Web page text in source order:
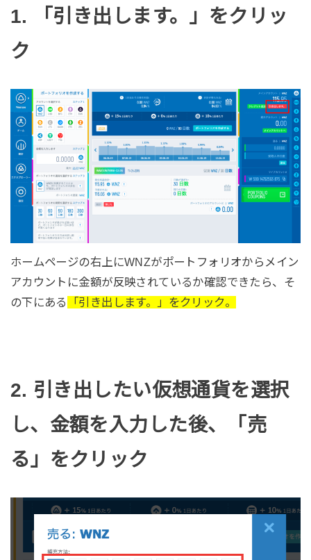
1. 「引き出します。」をクリッ
ク
ホームページの右上にWNZがポートフォリオからメイン
アカウントに金額が反映されているか確認できたら、そ
の下にある
「引き出します。」をクリック。
2. 引き出したい仮想通貨を選択
し、金額を入力した後、「売
る」をクリック